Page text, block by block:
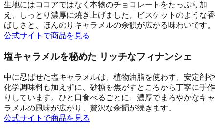
生地にはココアではなく本物のチョコレートをたっぷり加
え、しっとり濃厚に焼き上げました。ビスケットのような香
ばしさと、ほんのりキャラメルの余韻が広がる味わいです。
公式サイトで商品を見る
塩キャラメルを秘めた リッチなフィナンシェ
中に忍ばせた塩キャラメルは、植物油脂を使わず、安定剤や
化学調味料も加えずに、砂糖を焦がすところから丁寧に手作
りしています。ひと口食べるごとに、濃厚でまろやかなキャ
ラメルの風味が広がり、贅沢な余韻が続きます。
公式サイトで商品を見る